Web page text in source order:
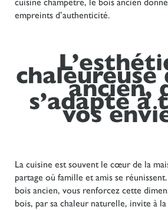
cuisine champêtre, le bois ancien
empreints d’authenticité.
chaleureuse
ancien,
s’adapte à
vos
La cuisine est souvent le cœur de la
partage où famille et amis se
bois ancien, vous renforcez cette
bois, par sa chaleur naturelle, invite à